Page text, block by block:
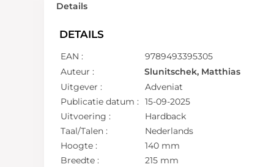
Details
DETAILS
EAN :
9789493395305
Auteur :
Slunitschek, Matthias
Uitgever :
Adveniat
Publicatie datum :
15-09-2025
Uitvoering :
Hardback
Taal/Talen :
Nederlands
Hoogte :
140 mm
Breedte :
215 mm